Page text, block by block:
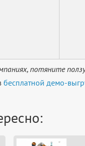
потяните
бесплатной демо-